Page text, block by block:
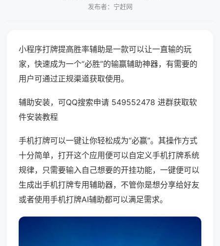
发布者：宁赶网
小程序打牌提高胜率辅助是一款可以让一直输的玩
家，快速成为一个“必胜”的输赢辅助神器，有需要的
用户可通过正规渠道获取使用。
辅助安装，可QQ搜索申请 549552478 进群获取软
件安装教程
手机打牌可以一键让你轻松成为“必赢”。其操作方式
十分简单，打开这个应用便可以自定义手机打牌系统
规律，只需要输入自己想要的开挂功能，一键便可以
生成出手机打牌专用辅助器，不管你是想分享给好友
或者使用手机打牌AI辅助都可以满足需求。